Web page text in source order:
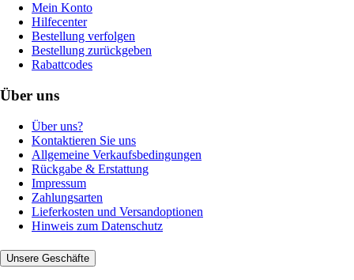
Mein Konto
Hilfecenter
Bestellung verfolgen
Bestellung zurückgeben
Rabattcodes
Über uns
Über uns?
Kontaktieren Sie uns
Allgemeine Verkaufsbedingungen
Rückgabe & Erstattung
Impressum
Zahlungsarten
Lieferkosten und Versandoptionen
Hinweis zum Datenschutz
Unsere Geschäfte